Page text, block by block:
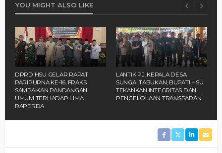
YOU MIGHT ALSO LIKE
‎DPRD HSU GELAR RAPAT
PARIPURNA KE-16, FRAKSI
SAMPAIKAN PANDANGAN
UMUM TERHADAP LIMA
RAPERDA
‎LANTIK PJ. KEPALA DESA
SUNGAI TABUKAN, BUPATI HSU
TEKANKAN INTEGRITAS DAN
PENGELOLAAN TRANSPARAN